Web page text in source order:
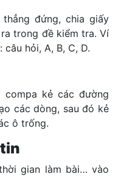
đứng, chia giấy
trong đề kiểm tra. Ví
hỏi, A, B, C, D.
kẻ các đường
các dòng, sau đó kẻ
ô trống.
gian làm bài… vào